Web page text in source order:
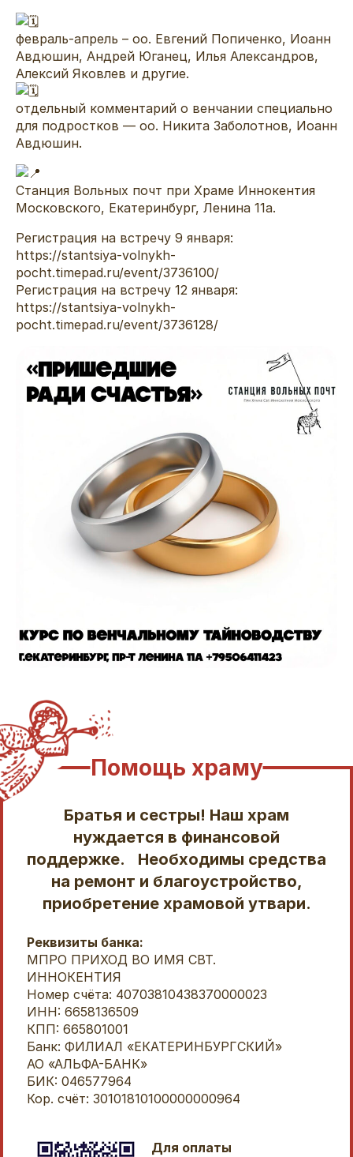
февраль-апрель – оо. Евгений Попиченко, Иоанн
Авдюшин, Андрей Юганец, Илья Александров,
Алексий Яковлев и другие.
отдельный комментарий о венчании специально
для подростков — оо. Никита Заболотнов, Иоанн
Авдюшин.
Станция Вольных почт при Храме Иннокентия
Московского, Екатеринбург, Ленина 11а.
Регистрация на встречу 9 января:
https://stantsiya-volnykh-
pocht.timepad.ru/event/3736100/
Регистрация на встречу 12 января:
https://stantsiya-volnykh-
pocht.timepad.ru/event/3736128/
Помощь храму
Братья и сестры! Наш храм
нуждается в финансовой
поддержке. Необходимы средства
на ремонт и благоустройство,
приобретение храмовой утвари.
Реквизиты банка:
МПРО ПРИХОД ВО ИМЯ СВТ.
ИННОКЕНТИЯ
Номер счёта: 40703810438370000023
ИНН: 6658136509
КПП: 665801001
Банк: ФИЛИАЛ «ЕКАТЕРИНБУРГСКИЙ»
АО «АЛЬФА-БАНК»
БИК: 046577964
Кор. счёт: 30101810100000000964
Для оплаты